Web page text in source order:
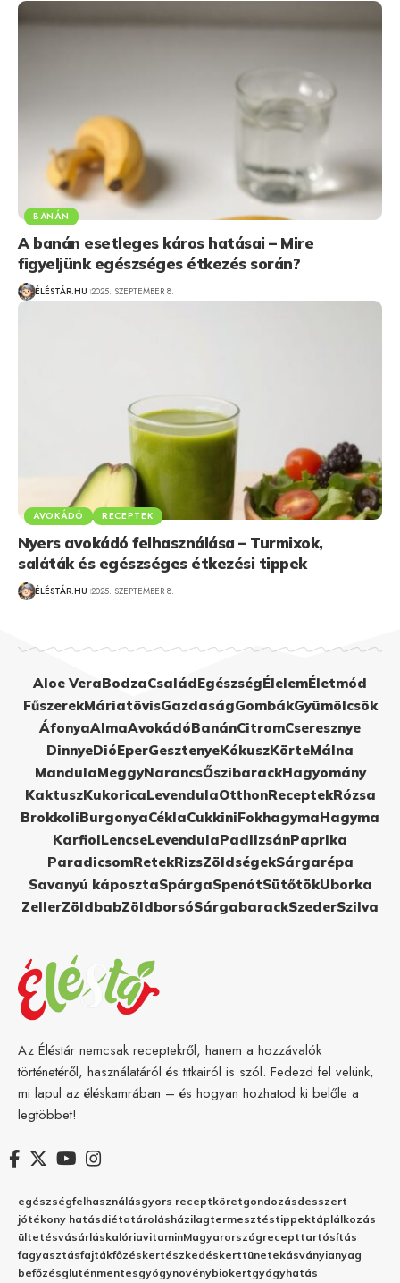
BANÁN
A banán esetleges káros hatásai – Mire
figyeljünk egészséges étkezés során?
ÉLÉSTÁR.HU 2025. SZEPTEMBER 8.
AVOKÁDÓ RECEPTEK
Nyers avokádó felhasználása – Turmixok,
saláták és egészséges étkezési tippek
ÉLÉSTÁR.HU 2025. SZEPTEMBER 8.
Aloe VeraBodzaCsaládEgészségÉlelemÉletmód
FűszerekMáriatövisGazdaságGombákGyümölcsök
ÁfonyaAlmaAvokádóBanánCitromCseresznye
DinnyeDióEperGesztenyeKókuszKörteMálna
MandulaMeggyNarancsŐszibarackHagyomány
KaktuszKukoricaLevendulaOtthonReceptekRózsa
BrokkoliBurgonyaCéklaCukkiniFokhagymaHagyma
KarfiolLencseLevendulaPadlizsánPaprika
ParadicsomRetekRizsZöldségekSárgarépa
Savanyú káposztaSpárgaSpenótSütőtökUborka
ZellerZöldbabZöldborsóSárgabarackSzederSzilva
Az Éléstár nemcsak receptekről, hanem a hozzávalók
történetéről, használatáról és titkairól is szól. Fedezd fel velünk,
mi lapul az éléskamrában – és hogyan hozhatod ki belőle a
legtöbbet!
egészségfelhasználásgyors receptköretgondozásdesszert
jótékony hatásdiétatárolásházilagtermesztéstippektáplálkozás
ültetésvásárláskalóriavitaminMagyarországrecepttartósítás
fagyasztásfajtákfőzéskertészkedéskerttünetekásványianyag
befőzésgluténmentesgyógynövénybiokertgyógyhatás